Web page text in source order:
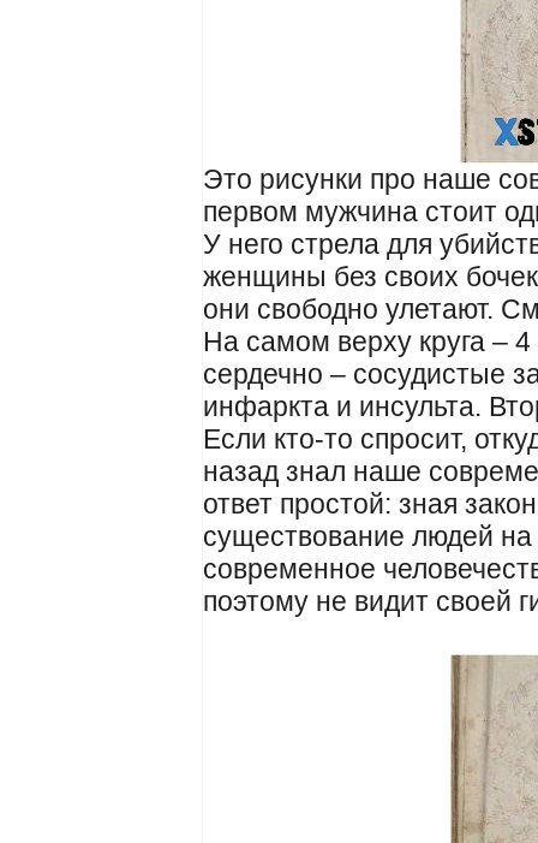
Это рисунки про наше
первом мужчина стоит
У него стрела для
женщины без своих
они свободно улетают.
На самом верху круга –
сердечно – сосудистые
инфаркта и инсульта.
Если кто-то спросит,
назад знал наше
ответ простой: зная
существование людей
современное
поэтому не видит своей